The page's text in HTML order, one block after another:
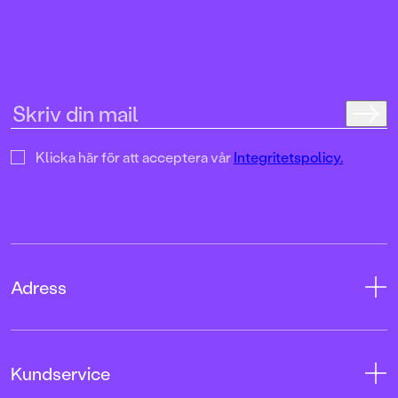
Klicka här för att acceptera vårIntegritetspolicy.
Adress
Kundservice